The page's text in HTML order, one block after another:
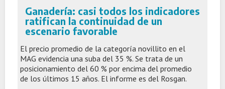
Ganadería: casi todos los indicadores
ratifican la continuidad de un
escenario favorable
El precio promedio de la categoría novillito en el
MAG evidencia una suba del 35 %. Se trata de un
posicionamiento del 60 % por encima del promedio
de los últimos 15 años. El informe es del Rosgan.